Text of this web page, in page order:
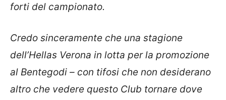
forti del campionato.
Credo sinceramente che una stagione
dell’Hellas Verona in lotta per la promozione
al Bentegodi – con tifosi che non desiderano
altro che vedere questo Club tornare dove